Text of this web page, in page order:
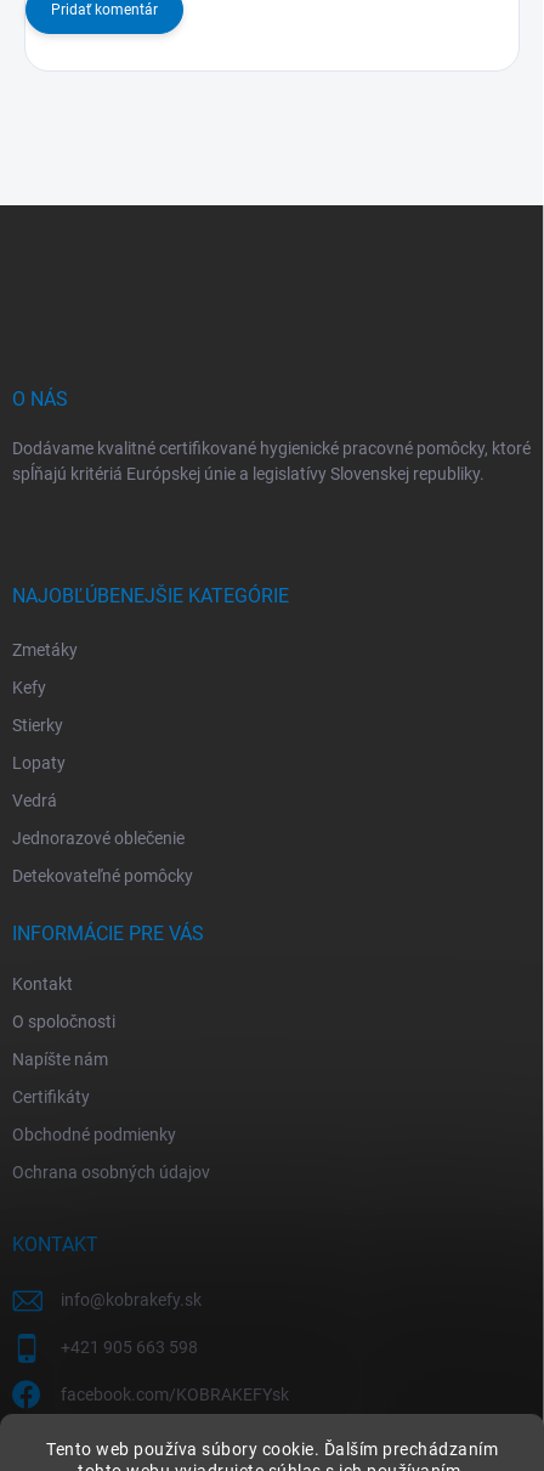
Tento web používa súbory cookie. Ďalším prechádzaním
Pridať komentár
O NÁS
Dodávame kvalitné certifikované hygienické pracovné pomôcky, ktoré
spĺňajú kritériá Európskej únie a legislatívy Slovenskej republiky.
NAJOBĽÚBENEJŠIE KATEGÓRIE
Zmetáky
Kefy
Stierky
Lopaty
Vedrá
Jednorazové oblečenie
Detekovateľné pomôcky
INFORMÁCIE PRE VÁS
Kontakt
O spoločnosti
Napíšte nám
Certifikáty
Obchodné podmienky
Ochrana osobných údajov
KONTAKT
info@kobrakefy.sk
+421 905 663 598
facebook.com/KOBRAKEFYsk